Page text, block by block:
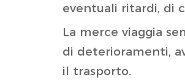
eventuali ritardi, di
La merce viaggia
di deterioramenti,
il trasporto.